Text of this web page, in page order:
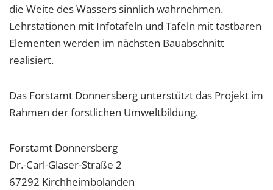
die Weite des Wassers sinnlich wahrnehmen.
Lehrstationen mit Infotafeln und Tafeln mit tastbaren
Elementen werden im nächsten Bauabschnitt
realisiert.
Das Forstamt Donnersberg unterstützt das Projekt im
Rahmen der forstlichen Umweltbildung.
Forstamt Donnersberg
Dr.-Carl-Glaser-Straße 2
67292 Kirchheimbolanden